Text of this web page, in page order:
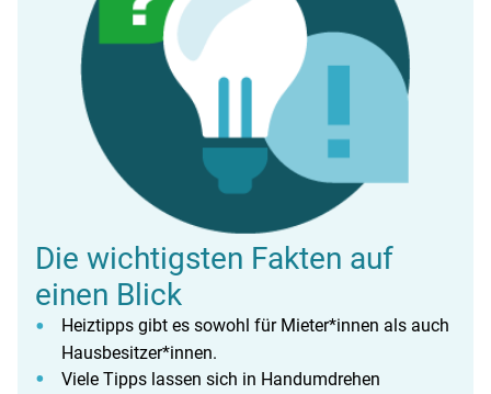
Die wichtigsten Fakten auf
einen Blick
Heiztipps gibt es sowohl für Mieter*innen als auch
Hausbesitzer*innen.
Viele Tipps lassen sich in Handumdrehen